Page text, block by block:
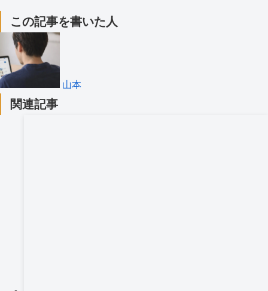
この記事を書いた人
山本
関連記事